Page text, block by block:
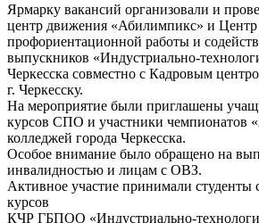
Ярмарку вакансий организовали и
центр движения «Абилимпикс» и Центр
профориентационной работы и
выпускников «Индустриально-
Черкесска совместно с Кадровым
г. Черкесску.
На мероприятие были приглашены
курсов СПО и участники чемпионатов
колледжей города Черкесска.
Особое внимание было обращено на
инвалидностью и лицам с ОВЗ.
Активное участие принимали
курсов
КЧР ГБПОО «Индустриально-